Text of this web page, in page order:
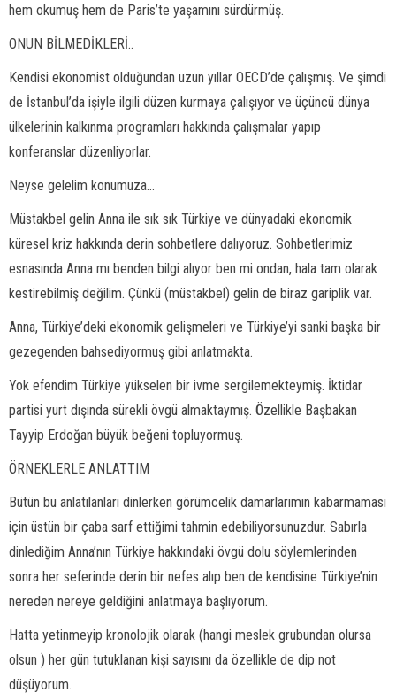
hem okumuş hem de Paris’te yaşamını sürdürmüş.
ONUN BİLMEDİKLERİ..
Kendisi ekonomist olduğundan uzun yıllar OECD’de çalışmış. Ve şimdi
de İstanbul’da işiyle ilgili düzen kurmaya çalışıyor ve üçüncü dünya
ülkelerinin kalkınma programları hakkında çalışmalar yapıp
konferanslar düzenliyorlar.
Neyse gelelim konumuza...
Müstakbel gelin Anna ile sık sık Türkiye ve dünyadaki ekonomik
küresel kriz hakkında derin sohbetlere dalıyoruz. Sohbetlerimiz
esnasında Anna mı benden bilgi alıyor ben mi ondan, hala tam olarak
kestirebilmiş değilim. Çünkü (müstakbel) gelin de biraz gariplik var.
Anna, Türkiye’deki ekonomik gelişmeleri ve Türkiye’yi sanki başka bir
gezegenden bahsediyormuş gibi anlatmakta.
Yok efendim Türkiye yükselen bir ivme sergilemekteymiş. İktidar
partisi yurt dışında sürekli övgü almaktaymış. Özellikle Başbakan
Tayyip Erdoğan büyük beğeni topluyormuş.
ÖRNEKLERLE ANLATTIM
Bütün bu anlatılanları dinlerken görümcelik damarlarımın kabarmaması
için üstün bir çaba sarf ettiğimi tahmin edebiliyorsunuzdur. Sabırla
dinlediğim Anna’nın Türkiye hakkındaki övgü dolu söylemlerinden
sonra her seferinde derin bir nefes alıp ben de kendisine Türkiye’nin
nereden nereye geldiğini anlatmaya başlıyorum.
Hatta yetinmeyip kronolojik olarak (hangi meslek grubundan olursa
olsun ) her gün tutuklanan kişi sayısını da özellikle de dip not
düşüyorum.